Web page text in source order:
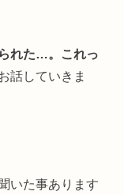
れた…。これっ
話していきま
いた事あります